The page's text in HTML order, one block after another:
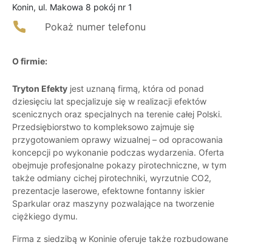
Konin, ul. Makowa 8 pokój nr 1
Pokaż numer telefonu
O firmie:
Tryton Efekty jest uznaną firmą, która od ponad
dziesięciu lat specjalizuje się w realizacji efektów
scenicznych oraz specjalnych na terenie całej Polski.
Przedsiębiorstwo to kompleksowo zajmuje się
przygotowaniem oprawy wizualnej – od opracowania
koncepcji po wykonanie podczas wydarzenia. Oferta
obejmuje profesjonalne pokazy pirotechniczne, w tym
także odmiany cichej pirotechniki, wyrzutnie CO2,
prezentacje laserowe, efektowne fontanny iskier
Sparkular oraz maszyny pozwalające na tworzenie
ciężkiego dymu.
Firma z siedzibą w Koninie oferuje także rozbudowane